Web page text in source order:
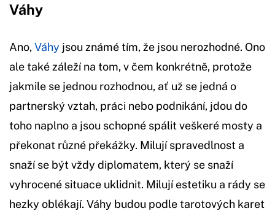
Váhy
Ano,Váhy jsou známé tím, že jsou nerozhodné. Ono
ale také záleží na tom, v čem konkrétně, protože
jakmile se jednou rozhodnou, ať už se jedná o
partnerský vztah, práci nebo podnikání, jdou do
toho naplno a jsou schopné spálit veškeré mosty a
překonat různé překážky. Milují spravedlnost a
snaží se být vždy diplomatem, který se snaží
vyhrocené situace uklidnit. Milují estetiku a rády se
hezky oblékají. Váhy budou podle tarotových karet